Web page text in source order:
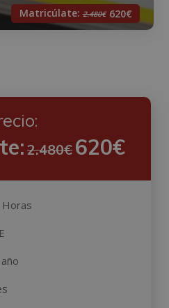
Matricúlate:2.480€ 620€
2.480€ 620€